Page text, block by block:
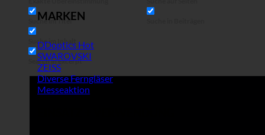
Suche im Titel
Suche im Inhalt
Search in excerpt
MARKEN
DDoptics
SWAROVSKI
ZEISS
Diverse Ferngläser
Messeaktion